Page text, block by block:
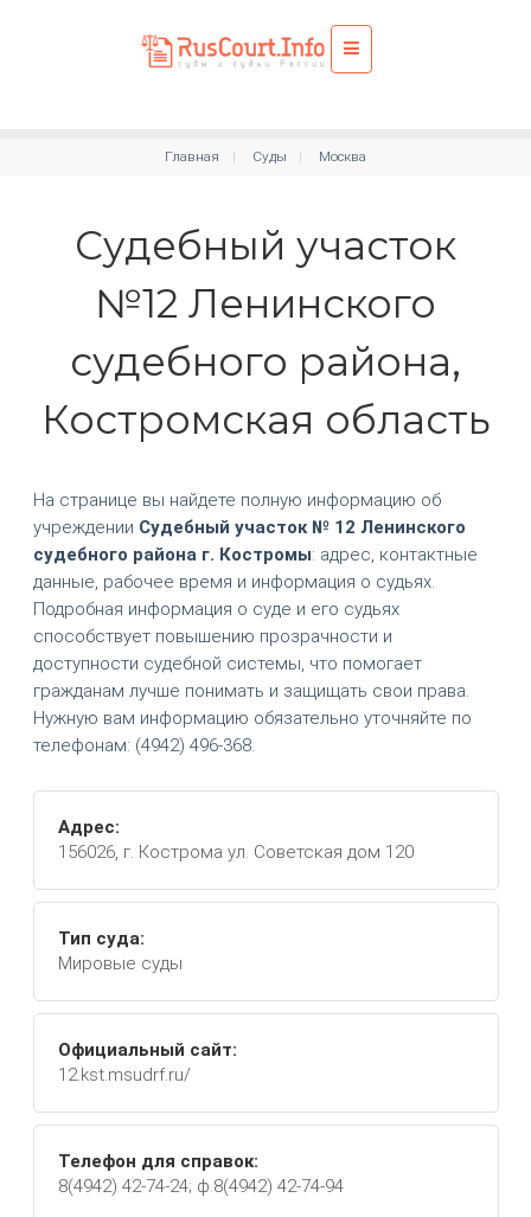
Главная Суды Москва
Судебный участок
№12 Ленинского
судебного района,
Костромская область
На странице вы найдете полную информацию об
учреждении Судебный участок № 12 Ленинского
судебного района г. Костромы: адрес, контактные
данные, рабочее время и информация о судьях.
Подробная информация о суде и его судьях
способствует повышению прозрачности и
доступности судебной системы, что помогает
гражданам лучше понимать и защищать свои права.
Нужную вам информацию обязательно уточняйте по
телефонам: (4942) 496-368.
Адрес:
156026, г. Кострома ул. Советская дом 120
Тип суда:
Мировые суды
Официальный сайт:
12.kst.msudrf.ru/
Телефон для справок:
8(4942) 42-74-24; ф.8(4942) 42-74-94